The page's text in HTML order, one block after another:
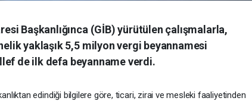
Başkanlığınca (GİB) yürütülen çalışmalarla,
yaklaşık 5,5 milyon vergi beyannamesi
de ilk defa beyanname verdi.
edindiği bilgilere göre, ticari, zirai ve mesleki faaliyetinden